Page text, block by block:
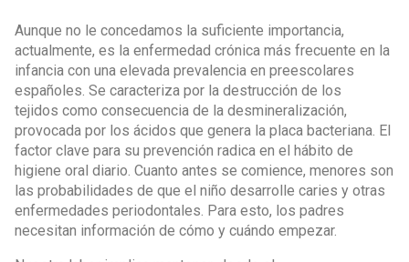
Aunque no le concedamos la suficiente importancia,
actualmente, es la enfermedad crónica más frecuente en la
infancia con una elevada prevalencia en preescolares
españoles. Se caracteriza por la destrucción de los
tejidos como consecuencia de la desmineralización,
provocada por los ácidos que genera la placa bacteriana. El
factor clave para su prevención radica en el hábito de
higiene oral diario. Cuanto antes se comience, menores son
las probabilidades de que el niño desarrolle caries y otras
enfermedades periodontales. Para esto, los padres
necesitan información de cómo y cuándo empezar.